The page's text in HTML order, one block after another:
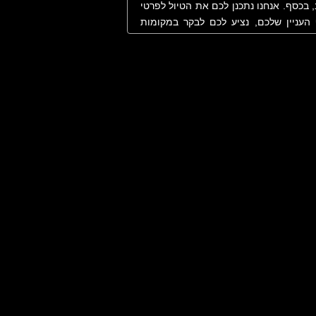
אנחנו נתכנן לכם את הטיול לפרטי
שלכם, נציע לכם לבקר במקומות
עבודה. ביצוע התשלום בכרטיס אשראי